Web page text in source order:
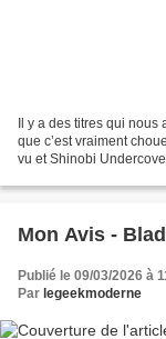
Il y a des titres qui nous
que c’est vraiment
vu et Shinobi
Mon Avis -
Publié le 09/03/2026 à
Par legeekmoderne